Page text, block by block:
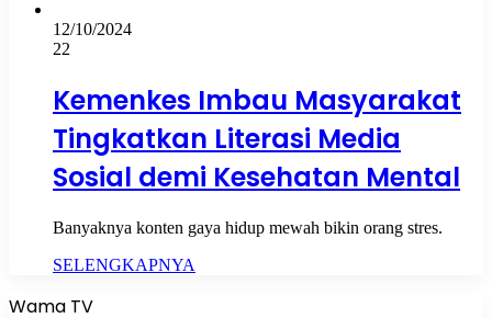
12/10/2024
22
Kemenkes Imbau Masyarakat
Tingkatkan Literasi Media
Sosial demi Kesehatan Mental
Banyaknya konten gaya hidup mewah bikin orang stres.
SELENGKAPNYA
Wama TV